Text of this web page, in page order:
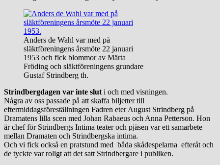
Anders de Wahl var med på
släktföreningens årsmöte 22 januari
1953 och fick blommor av Märta
Fröding och släktföreningens grundare
Gustaf Strindberg th.
Strindbergdagen var inte slut i och med visningen.
Några av oss passade på att skaffa biljetter till
eftermiddagsföreställningen Fadren eter August Strindberg på
Dramatens lilla scen med Johan Rabaeus och Anna Petterson. Hon
är chef för Strindbergs Intima teater och pjäsen var ett samarbete
mellan Dramaten och Strindbergska intima.
Och vi fick också en pratstund med båda skådespelarna efteråt och
de tyckte var roligt att det satt Strindbergare i publiken.